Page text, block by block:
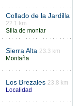
Collado de la Jardilla
22.1 km
Silla de montar
Sierra Alta 23.3 km
Montaña
Los Brezales 23.8 km
Localidad